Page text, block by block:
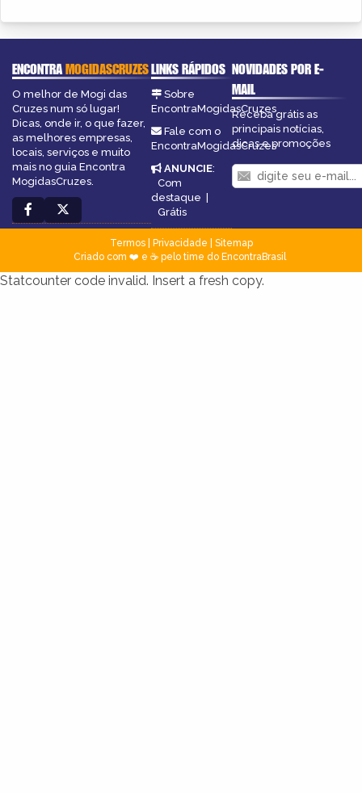
ENCONTRAMOGIDASCRUZES
O melhor de Mogi das
Cruzes num só lugar!
Dicas, onde ir, o que fazer,
as melhores empresas,
locais, serviços e muito
mais no guia Encontra
MogidasCruzes.
LINKS RÁPIDOS
Sobre
EncontraMogidasCruzes
Fale com o
EncontraMogidasCruzes
ANUNCIE:
Com
destaque |
Grátis
NOVIDADES POR E-
MAIL
Receba grátis as
principais notícias,
dicas e promoções
Termos| Privacidade
Sitemap
Criado com ❤️ e ☕ pelo time do EncontraBrasil
Statcounter code invalid. Insert a fresh copy.